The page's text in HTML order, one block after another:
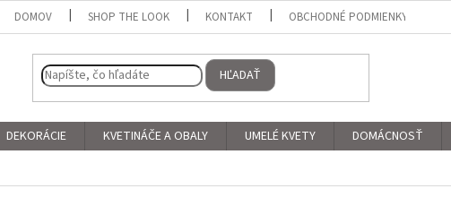
DOMOV SHOP THE LOOK KONTAKT OBCHODNÉ PODMIENKY
HĽADAŤ
DEKORÁCIE KVETINÁČE A OBALY UMELÉ KVETY DOMÁCNOSŤ